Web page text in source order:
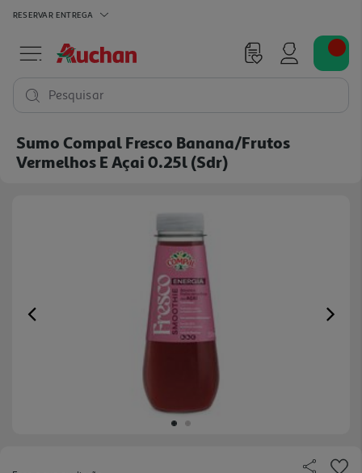
RESERVAR ENTREGA
Pesquisar
Sumo Compal Fresco Banana/frutos
Vermelhos E Açai 0.25l (sdr)
Previous